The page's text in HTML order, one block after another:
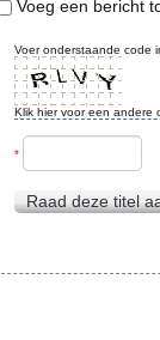
Voeg een bericht
Voer onderstaande code
Klik hier voor een andere
*
Raad deze titel